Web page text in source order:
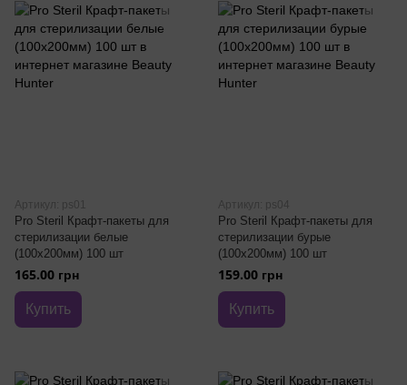
Артикул: ps01
Pro Steril Крафт-пакеты для
стерилизации белые
(100х200мм) 100 шт
165.00 грн
Купить
Артикул: ps04
Pro Steril Крафт-пакеты для
стерилизации бурые
(100х200мм) 100 шт
159.00 грн
Купить